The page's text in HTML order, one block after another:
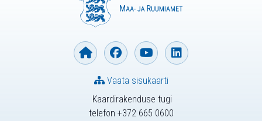
Kaardirakenduse tugi
telefon +372 665 0600
Vaata sisukaarti